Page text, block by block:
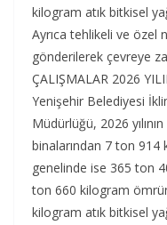
kilogram atık bitkisel
Ayrıca tehlikeli ve özel
gönderilerek çevreye
ÇALIŞMALAR 2026
Yenişehir Belediyesi
Müdürlüğü, 2026
binalarından 7 ton 914
genelinde ise 365 ton
ton 660 kilogram
kilogram atık bitkisel